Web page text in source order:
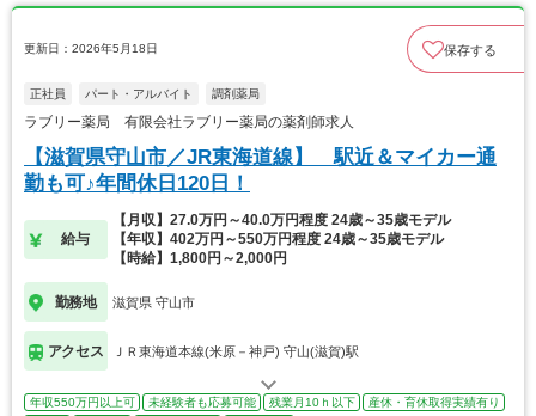
更新日：2026年5月18日 保存する
正社員 パート・アルバイト 調剤薬局
ラブリー薬局 有限会社ラブリー薬局の薬剤師求人
【滋賀県守山市／JR東海道線】 駅近＆マイカー通
勤も可♪年間休日120日！
給与
【月収】27.0万円～40.0万円程度 24歳～35歳モデル
【年収】402万円～550万円程度 24歳～35歳モデル
【時給】1,800円～2,000円
勤務地 滋賀県 守山市
アクセス ＪＲ東海道本線(米原－神戸) 守山(滋賀)駅
年収550万円以上可 未経験者も応募可能 残業月10ｈ以下
産休・育休取得実績有り